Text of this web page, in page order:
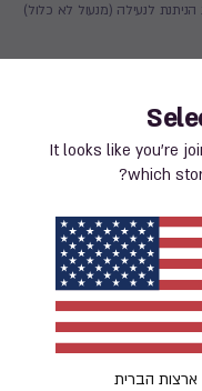
It looks like you’re
which
ארצות הברית
לנעילה (מנעול לא כלול)​